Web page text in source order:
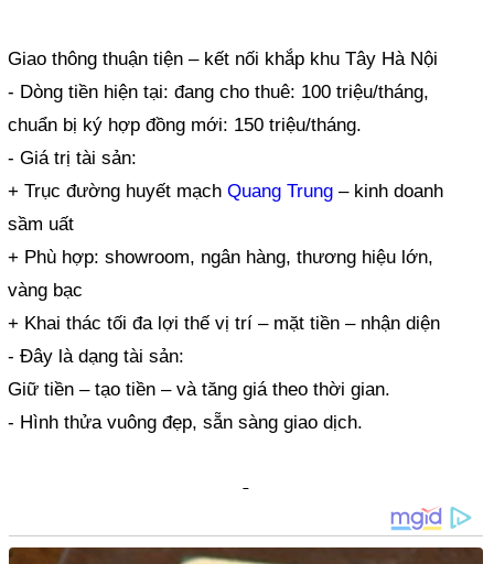
Giao thông thuận tiện – kết nối khắp khu Tây Hà Nội
- Dòng tiền hiện tại: đang cho thuê: 100 triệu/tháng,
chuẩn bị ký hợp đồng mới: 150 triệu/tháng.
- Giá trị tài sản:
+ Trục đường huyết mạchQuang Trung – kinh doanh
sầm uất
+ Phù hợp: showroom, ngân hàng, thương hiệu lớn,
vàng bạc
+ Khai thác tối đa lợi thế vị trí – mặt tiền – nhận diện
- Đây là dạng tài sản:
Giữ tiền – tạo tiền – và tăng giá theo thời gian.
- Hình thửa vuông đẹp, sẵn sàng giao dịch.